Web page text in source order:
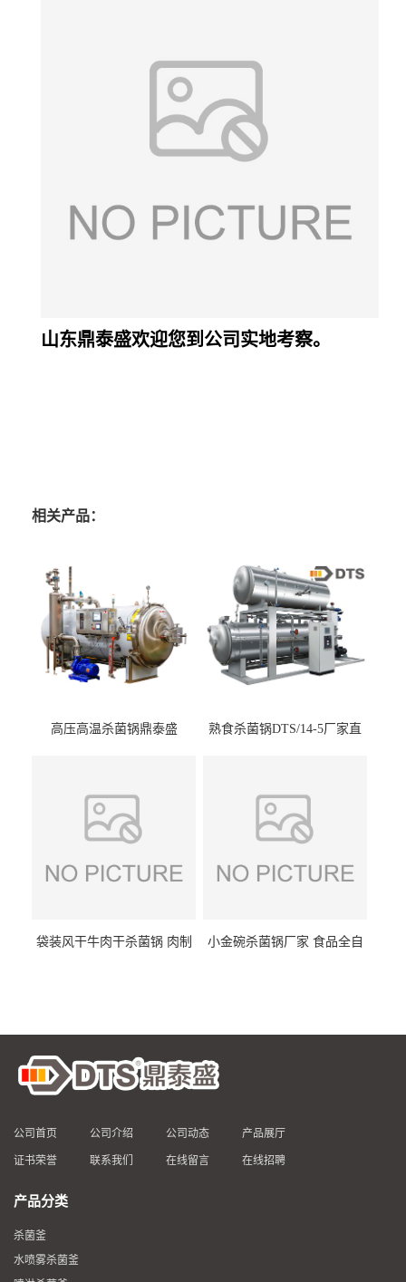
山东鼎泰盛欢迎您到公司实地考察。
相关产品：
高压高温杀菌锅鼎泰盛
熟食杀菌锅DTS/14-5厂家直
袋装风干牛肉干杀菌锅 肉制
小金碗杀菌锅厂家 食品全自
公司首页 公司介绍 公司动态 产品展厅
证书荣誉 联系我们 在线留言 在线招聘
产品分类
杀菌釜
水喷雾杀菌釜